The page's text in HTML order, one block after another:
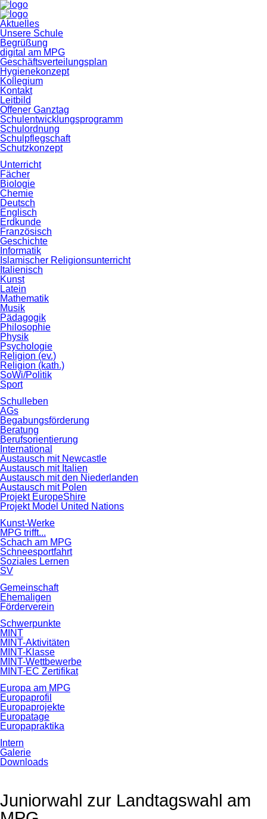
Navigation
überspringen
Aktuelles
Unsere Schule
Begrüßung
digital am MPG
Geschäftsverteilungsplan
Hygienekonzept
Kollegium
Kontakt
Leitbild
Offener Ganztag
Schulentwicklungsprogramm
Schulordnung
Schulpflegschaft
Schutzkonzept
Unterricht
Fächer
Biologie
Chemie
Deutsch
Englisch
Erdkunde
Französisch
Geschichte
Informatik
Islamischer Religionsunterricht
Italienisch
Kunst
Latein
Mathematik
Musik
Pädagogik
Philosophie
Physik
Psychologie
Religion (ev.)
Religion (kath.)
SoWi/Politik
Sport
Schulleben
AGs
Begabungsförderung
Beratung
Berufsorientierung
International
Austausch mit Newcastle
Austausch mit Italien
Austausch mit den Niederlanden
Austausch mit Polen
Projekt EuropeShire
Projekt Model United Nations
Kunst-Werke
MPG trifft...
Schach am MPG
Schneesportfahrt
Soziales Lernen
SV
Gemeinschaft
Ehemaligen
Förderverein
Schwerpunkte
MINT
MINT-Aktivitäten
MINT-Klasse
MINT-Wettbewerbe
MINT-EC Zertifikat
Europa am MPG
Europaprofil
Europaprojekte
Europatage
Europapraktika
Intern
Galerie
Downloads
Juniorwahl zur Landtagswahl am